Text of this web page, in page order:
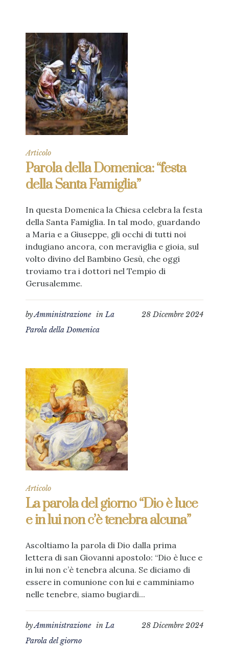
Articolo
Parola della Domenica: “festa
della Santa Famiglia”
In questa Domenica la Chiesa celebra la festa
della Santa Famiglia. In tal modo, guardando
a Maria e a Giuseppe, gli occhi di tutti noi
indugiano ancora, con meraviglia e gioia, sul
volto divino del Bambino Gesù, che oggi
troviamo tra i dottori nel Tempio di
Gerusalemme.
28 Dicembre 2024
byAmministrazione inLa
Parola della Domenica
Articolo
La parola del giorno “Dio è luce
e in lui non c’è tenebra alcuna”
Ascoltiamo la parola di Dio dalla prima
lettera di san Giovanni apostolo: “Dio è luce e
in lui non c’è tenebra alcuna. Se diciamo di
essere in comunione con lui e camminiamo
nelle tenebre, siamo bugiardi...
28 Dicembre 2024
byAmministrazione inLa
Parola del giorno